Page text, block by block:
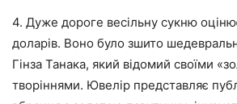
4. Дуже дороге весільну сукню
доларів. Воно було зшито
Гінза Танака, який відомий своїми
творіннями. Ювелір представляє